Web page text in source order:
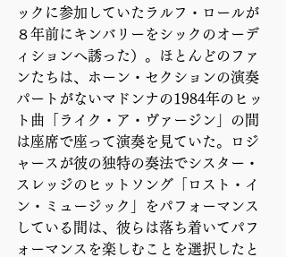
ックに参加していたラルフ・ロールが
８年前にキンバリーをシックのオーデ
ィションへ誘った）。ほとんどのファ
ンたちは、ホーン・セクションの演奏
パートがないマドンナの1984年のヒッ
ト曲「ライク・ア・ヴァージン」の間
は座席で座って演奏を見ていた。ロジ
ャースが彼の独特の奏法でシスター・
スレッジのヒットソング「ロスト・イ
ン・ミュージック」をパフォーマンス
している間は、彼らは落ち着いてパフ
ォーマンスを楽しむことを選択したと